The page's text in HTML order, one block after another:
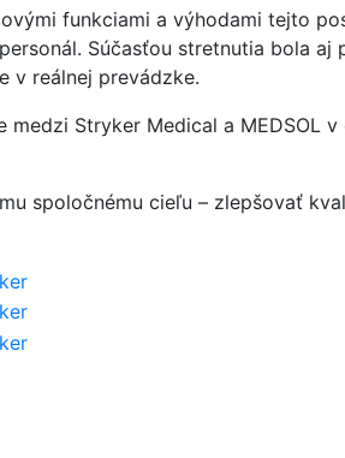
funkciami a výhodami tejto
Súčasťou stretnutia bola
v reálnej prevádzke.
Stryker Medical a MEDSOL
spoločnému cieľu – zlepšovať